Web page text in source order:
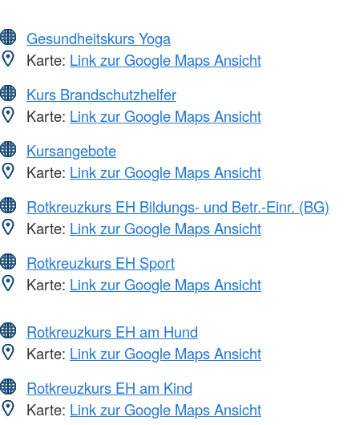
Gesundheitskurs Yoga
Karte: Link zur Google Maps Ansicht
Kurs Brandschutzhelfer
Karte: Link zur Google Maps Ansicht
Kursangebote
Karte: Link zur Google Maps Ansicht
Rotkreuzkurs EH Bildungs- und Betr.-Einr. (BG)
Karte: Link zur Google Maps Ansicht
Rotkreuzkurs EH Sport
Karte: Link zur Google Maps Ansicht
Rotkreuzkurs EH am Hund
Karte: Link zur Google Maps Ansicht
Rotkreuzkurs EH am Kind
Karte: Link zur Google Maps Ansicht